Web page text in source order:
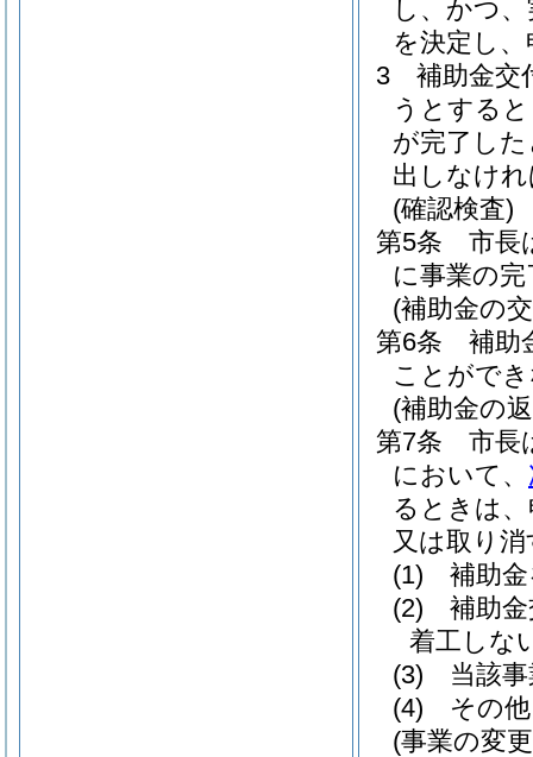
し、かつ
を決定し
3
補助金交
うとする
が完了し
出しなけ
(確認検査)
第5条
市長
に事業の
(補助金の
第6条
補助
ことがで
(補助金の
第7条
市長
において、
るときは
又は取り
(1)
補助
(2)
補助
着工しな
(3)
当該
(4)
その
(事業の変